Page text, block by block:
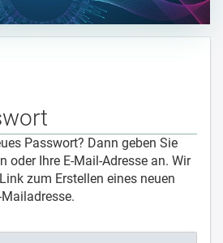
Passwort? Dann geben Sie
oder Ihre E-Mail-Adresse an. Wir
zum Erstellen eines neuen